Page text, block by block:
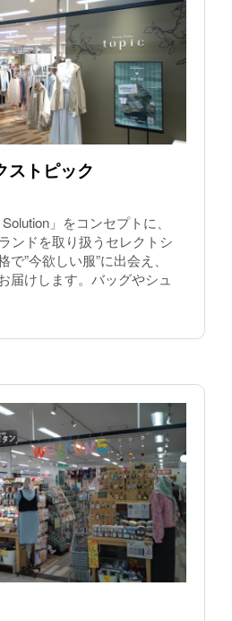
ストピック
」をコンセプトに、
ンドを取り扱うセレクトシ
で”今欲しい服”に出会え、
届けします。バッグやシュ